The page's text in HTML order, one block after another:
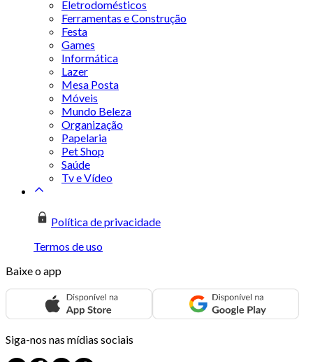
Eletrodomésticos
Ferramentas e Construção
Festa
Games
Informática
Lazer
Mesa Posta
Móveis
Mundo Beleza
Organização
Papelaria
Pet Shop
Saúde
Tv e Vídeo
Política de privacidade
Termos de uso
Baixe o app
Siga-nos nas mídias sociais